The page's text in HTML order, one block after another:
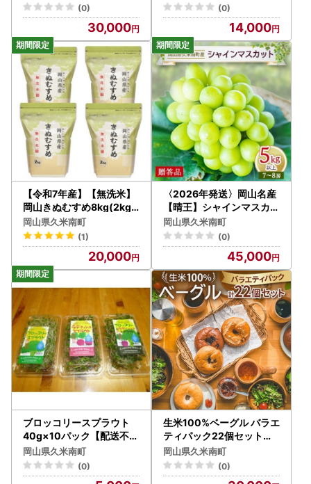
(0)
30,000
】【1725569】
(0)
14,000
【令和7年産】【無洗米】
岡山きぬむすめ8kg(2kg×
4袋)【1696474】
岡山県久米南町
(1)
20,000
〈2026年発送〉岡山名産
【晴王】シャインマスカッ
ト5kg以上(7～8房)【贈答
品】久米南町産【配送不可
地域：離島・北海道・沖縄
県】【1016882】
岡山県久米南町
(0)
45,000
ブロッコリースプラウト
40g×10パック【配送不可
地域：離島】【1701975
】
岡山県久米南町
(0)
生米100%ベーグル バラエ
ティパック22個セット【
配送不可地域：離島】【1
549078】
岡山県久米南町
(0)